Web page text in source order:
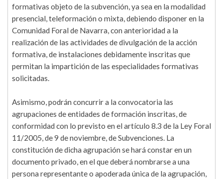
formativas objeto de la subvención, ya sea en la modalidad
presencial, teleformación o mixta, debiendo disponer en la
Comunidad Foral de Navarra, con anterioridad a la
realización de las actividades de divulgación de la acción
formativa, de instalaciones debidamente inscritas que
permitan la impartición de las especialidades formativas
solicitadas.
Asimismo, podrán concurrir a la convocatoria las
agrupaciones de entidades de formación inscritas, de
conformidad con lo previsto en el artículo 8.3 de la Ley Foral
11/2005, de 9 de noviembre, de Subvenciones. La
constitución de dicha agrupación se hará constar en un
documento privado, en el que deberá nombrarse a una
persona representante o apoderada única de la agrupación,